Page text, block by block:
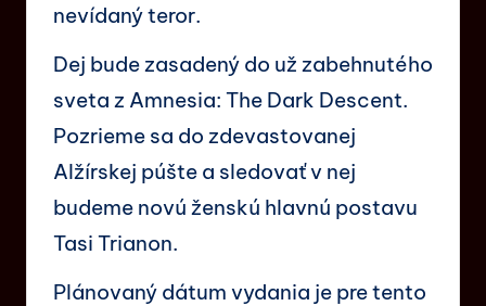
nevídaný teror.
Dej bude zasadený do už zabehnutého
sveta z Amnesia: The Dark Descent.
Pozrieme sa do zdevastovanej
Alžírskej púšte a sledovať v nej
budeme novú ženskú hlavnú postavu
Tasi Trianon.
Plánovaný dátum vydania je pre tento